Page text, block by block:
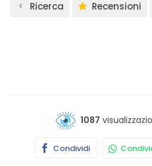
Ricerca Recensioni
1087
Condividi